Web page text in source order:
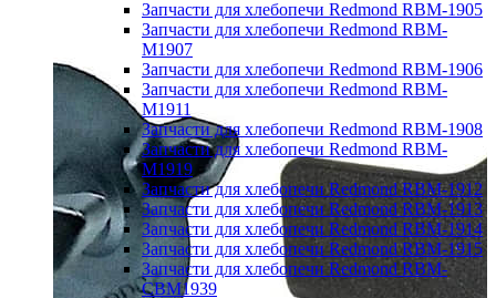
Запчасти для хлебопечи Redmond RBM-1905
Запчасти для хлебопечи Redmond RBM-
M1907
Запчасти для хлебопечи Redmond RBM-1906
Запчасти для хлебопечи Redmond RBM-
M1911
Запчасти для хлебопечи Redmond RBM-1908
Запчасти для хлебопечи Redmond RBM-
M1919
Запчасти для хлебопечи Redmond RBM-1912
Запчасти для хлебопечи Redmond RBM-1913
Запчасти для хлебопечи Redmond RBM-1914
Запчасти для хлебопечи Redmond RBM-1915
Запчасти для хлебопечи Redmond RBM-
CBM1939